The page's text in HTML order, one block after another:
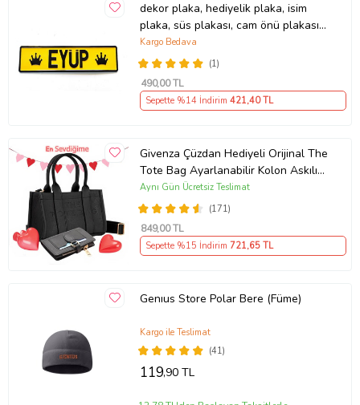
dekor plaka, hediyelik plaka, isim
plaka, süs plakası, cam önü plakası,
tırcı plakası (Sarı-Siyah)
(1)
Kargo Bedava
490,00 TL
Sepette %14 İndirim 421,40 TL
Givenza Çüzdan Hediyeli Orijinal The
Tote Bag Ayarlanabilir Kolon Askılı
Yumuşak Deri Çapraz Mini El Kol ve
Omuz Çantası (Siyah)
(171)
Aynı Gün Ücretsiz Teslimat
849,00 TL
Sepette %15 İndirim 721,65 TL
Genıus Store Polar Bere (Füme)
(41)
Kargo ile Teslimat
119,90 TL